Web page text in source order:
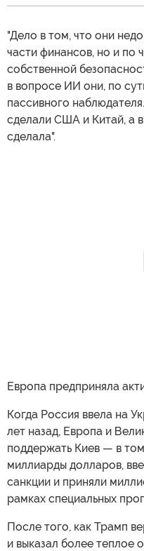
"Дело в том, что они
части финансов, но и по
собственной
в вопросе ИИ они, по
пассивного
сделали США и Китай, а
сделала".
Европа предприняла
Когда Россия ввела на
лет назад, Европа и
поддержать Киев — в
миллиарды долларов,
санкции и приняли
рамках специальных
После того, как Трамп
и выказал более теплое